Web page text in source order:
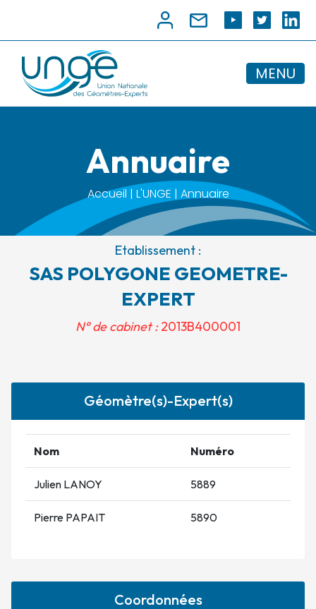
MENU
Annuaire
Accueil | L'UNGE | Annuaire
Etablissement :
SAS POLYGONE GEOMETRE-
EXPERT
N° de cabinet :2013B400001
Géomètre(s)-Expert(s)
Nom Numéro
Julien LANOY 5889
Pierre PAPAIT 5890
Coordonnées